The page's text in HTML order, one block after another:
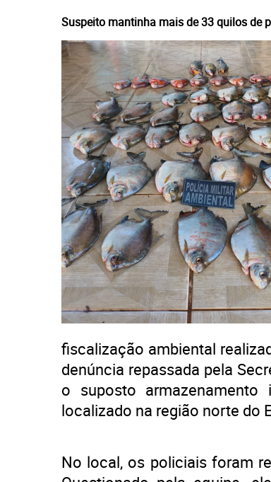
​Suspeito mantinha mais de 33 quilos de
fiscalização ambiental
denúncia repassada pela
o suposto armazenamento
localizado na região norte do
No local, os policiais foram